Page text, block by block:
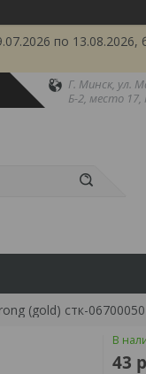
по
Г. Минск, ул.
Б-2, место 17,
(gold) стк-06700050
В
43